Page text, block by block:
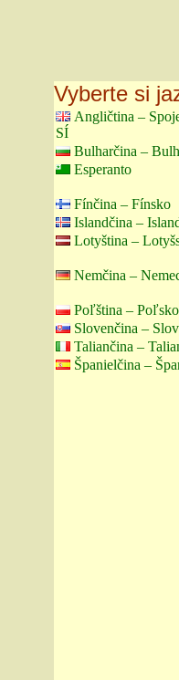
Vyberte si
Angličtina –
SÍ
Bulharčina –
Esperanto
Fínčina – Fínsko
Islandčina –
Lotyština –
Nemčina –
Poľština – Poľsko
Slovenčina –
Taliančina –
Španielčina –